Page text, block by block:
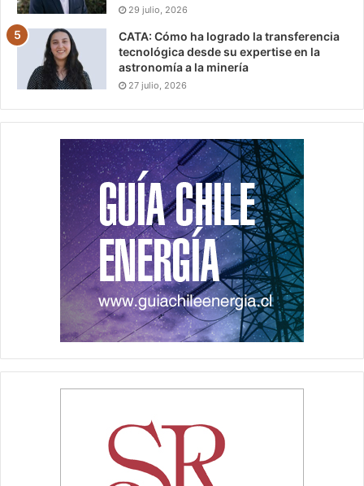
29 julio, 2026
CATA: Cómo ha logrado la transferencia
tecnológica desde su expertise en la
astronomía a la minería
27 julio, 2026